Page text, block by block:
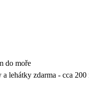
do moře
a lehátky zdarma - cca 200